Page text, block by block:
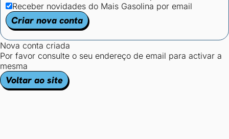
Receber novidades do Mais Gasolina por email
Criar nova conta
Nova conta criada
Por favor consulte o seu endereço de email para activar a
mesma
Voltar ao site